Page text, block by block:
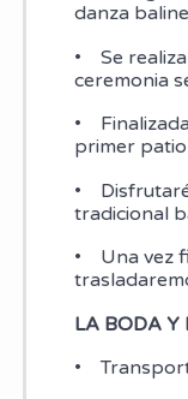
danza
• Se
ceremonia
•
primer
•
tradicional
• Una vez
LA BODA Y
•